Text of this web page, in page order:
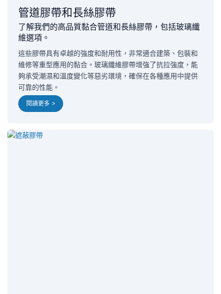
管道膠帶和長絲膠帶
了解我們的高品質黏合管道和長絲膠帶，包括玻璃纖
維選項。
這些膠帶具有卓越的強度和耐用性，非常適合建築、包裝和
維修等重型應用的黏合。玻璃纖維膠帶增強了抗拉強度，能
夠承受潮濕和溫度變化等惡劣環境，確保在各種應用中提供
可靠的性能。
閱讀更多 >